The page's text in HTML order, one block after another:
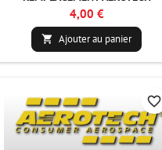
4,00 €
 Ajouter au panier
favorite_border